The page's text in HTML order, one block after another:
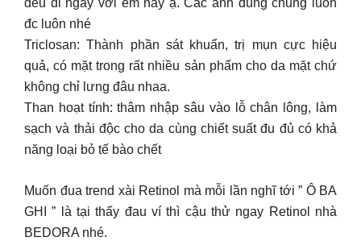
đc luôn nhé
Triclosan: Thành phần sát khuẩn, trị mụn cực hiệu
quả, có mặt trong rất nhiều sản phẩm cho da mặt chứ
không chỉ lưng đâu nhaa.
Than hoạt tính: thâm nhập sâu vào lỗ chân lông, làm
sạch và thải độc cho da cùng chiết suất đu đủ có khả
năng loại bỏ tế bào chết
Muốn đua trend xài Retinol mà mỗi lần nghĩ tới ” Ô BA
GHI ” là tại thấy đau ví thì cậu thử ngay Retinol nhà
BEDORA nhé.